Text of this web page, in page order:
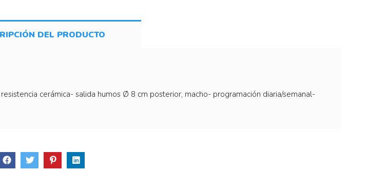
DEL PRODUCTO
cerámica- salida humos Ø 8 cm posterior, macho- programación diaria/semanal-